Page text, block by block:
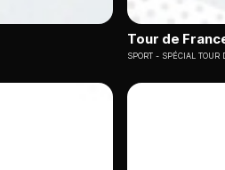
Tour de
SPORT SPÉCIAL TOUR